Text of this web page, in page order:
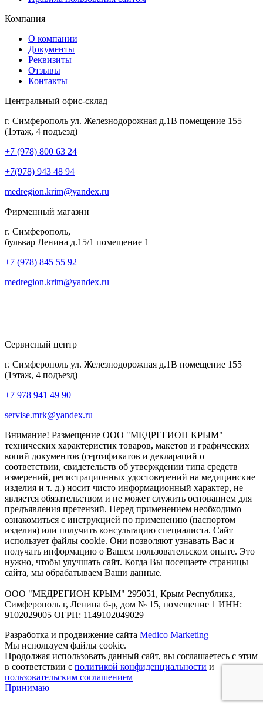
Компания
О компании
Документы
Реквизиты
Отзывы
Контакты
Центральный офис-склад
г. Симферополь ул. Железнодорожная д.1В помещение 155
(1этаж, 4 подъезд)
+7 (978) 800 63 24
+7(978) 943 48 94
medregion.krim@yandex.ru
Фирменный магазин
г. Симферополь,
бульвар Ленина д.15/1 помещение 1
+7 (978) 845 55 92
medregion.krim@yandex.ru
Сервисный центр
г. Симферополь ул. Железнодорожная д.1В помещение 155
(1этаж, 4 подъезд)
+7 978 941 49 90
servise.mrk@yandex.ru
Внимание! Размещение ООО "МЕДРЕГИОН КРЫМ"
технических характеристик товаров, макетов и графических
копий документов (сертификатов и деклараций о
соответствии, свидетельств об утверждении типа средств
измерений, регистрационных удостоверений на медицинские
изделия и т. д.) носит чисто информационный характер, не
является обязательством и не может служить основанием для
предъявления претензий. Перед применением необходимо
ознакомиться с инструкцией по применению (паспортом
изделия) или получить консультацию специалиста. Сайт
использует файлы cookie. Они позволяют узнавать Вас и
получать информацию о Вашем пользовательском опыте. Это
нужно, чтобы улучшать сайт. Когда Вы посещаете страницы
сайта, мы обрабатываем Ваши данные.
ООО "МЕДРЕГИОН КРЫМ" 295051, Крым Республика,
Симферополь г, Ленина б-р, дом № 15, помещение 1 ИНН:
9102029005 ОГРН: 1149102049029
Разработка и продвижение сайта Medico Marketing
Мы используем файлы cookie.
Продолжая использовать данный сайт, вы соглашаетесь с этим
в соответствии с политикой конфиденциальности и
пользовательским соглашением
Принимаю